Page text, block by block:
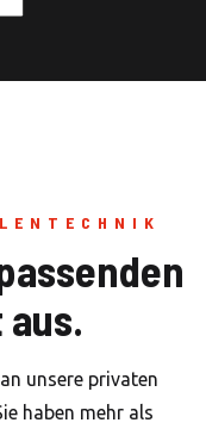
unsere privaten
haben mehr als